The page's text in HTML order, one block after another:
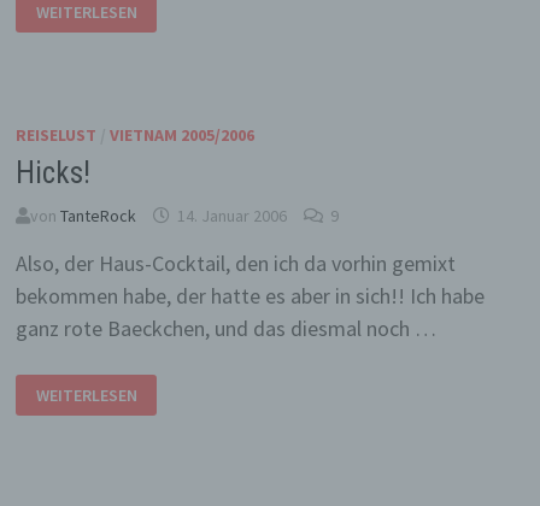
HUE…
WEITERLESEN
REISELUST VIETNAM 2005/2006
Hicks!
von TanteRock 14. Januar 2006 9
Also, der Haus-Cocktail, den ich da vorhin gemixt
bekommen habe, der hatte es aber in sich!! Ich habe
ganz rote Baeckchen, und das diesmal noch …
WEITERLESEN